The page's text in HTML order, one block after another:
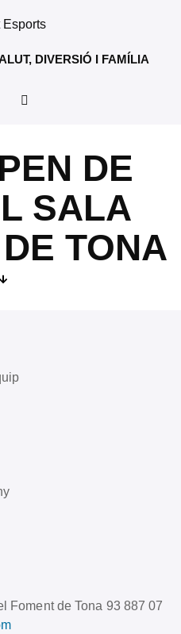
DIVERSIÓ I FAMÍLIA
DE
SALA
TONA
Foment de Tona 93 887 07